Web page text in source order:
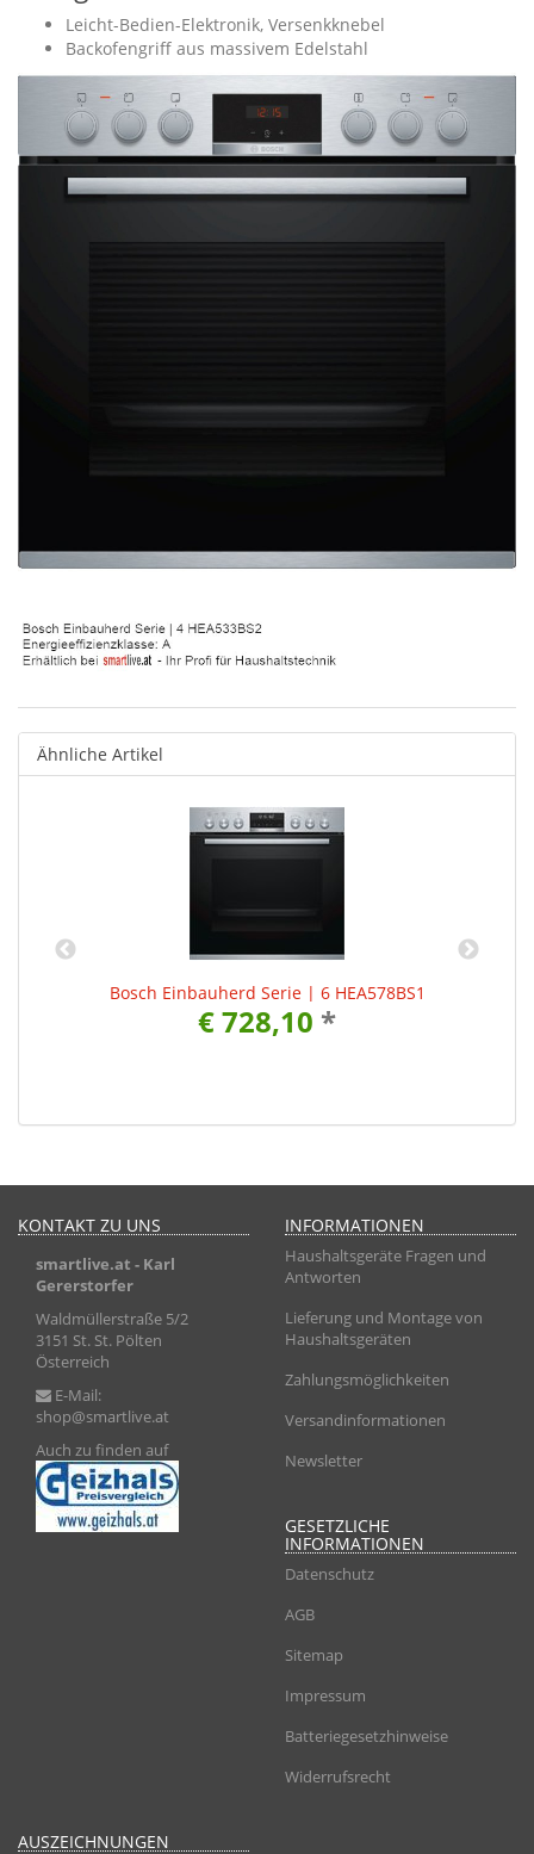
Leicht-Bedien-Elektronik, Versenkknebel
Backofengriff aus massivem Edelstahl
Ähnliche Artikel
Bosch Einbauherd Serie | 6 HEA578BS1
€ 728,10 *
KONTAKT ZU UNS
smartlive.at - Karl
Gererstorfer
Waldmüllerstraße 5/2
3151 St. St. Pölten
Österreich
E-Mail:
shop@smartlive.at
Auch zu finden auf
INFORMATIONEN
Haushaltsgeräte Fragen und
Antworten
Lieferung und Montage von
Haushaltsgeräten
Zahlungsmöglichkeiten
Versandinformationen
Newsletter
GESETZLICHE
INFORMATIONEN
Datenschutz
AGB
Sitemap
Impressum
Batteriegesetzhinweise
Widerrufsrecht
AUSZEICHNUNGEN